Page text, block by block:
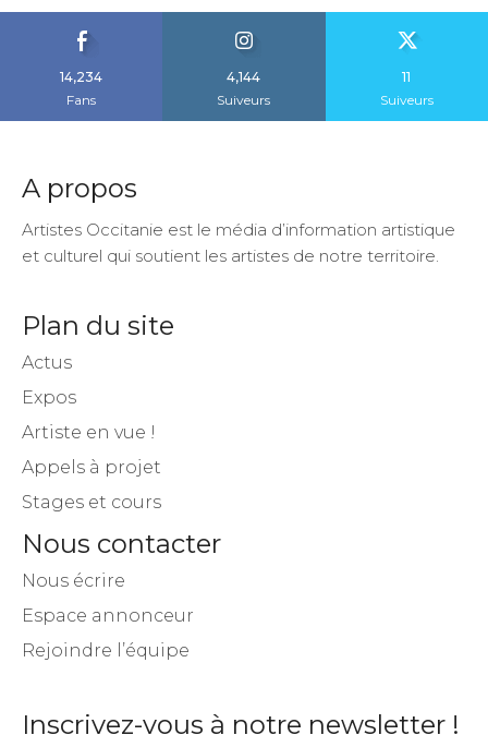
14,234
Fans
4,144
Suiveurs
11
Suiveurs
A propos
Artistes Occitanie est le média d’information artistique
et culturel qui soutient les artistes de notre territoire.
Plan du site
Actus
Expos
Artiste en vue !
Appels à projet
Stages et cours
Nous contacter
Nous écrire
Espace annonceur
Rejoindre l’équipe
Inscrivez-vous à notre newsletter !